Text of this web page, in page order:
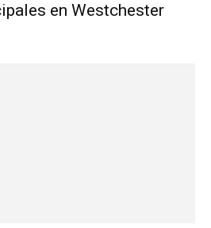
en Westchester